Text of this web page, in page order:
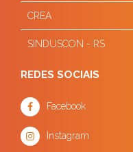
CREA
SINDUSCON - RS
REDES SOCIAIS
Facebook
Instagram